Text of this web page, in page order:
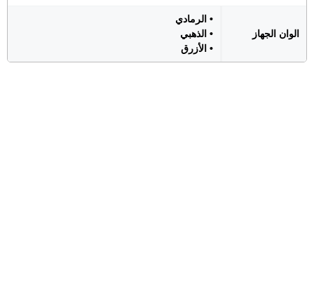
الوان الجهاز
• الرمادي
• الذهبي
• الأزرق